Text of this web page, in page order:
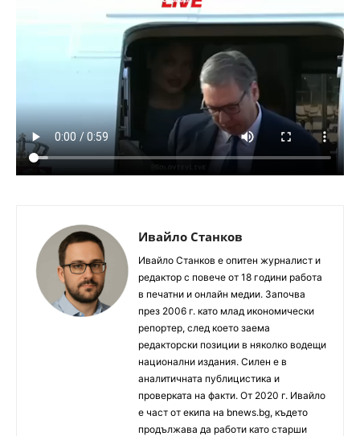
Ивайло Станков
Ивайло Станков е опитен журналист и
редактор с повече от 18 години работа
в печатни и онлайн медии. Започва
през 2006 г. като млад икономически
репортер, след което заема
редакторски позиции в няколко водещи
национални издания. Силен е в
аналитичната публицистика и
проверката на факти. От 2020 г. Ивайло
е част от екипа на bnews.bg, където
продължава да работи като старши